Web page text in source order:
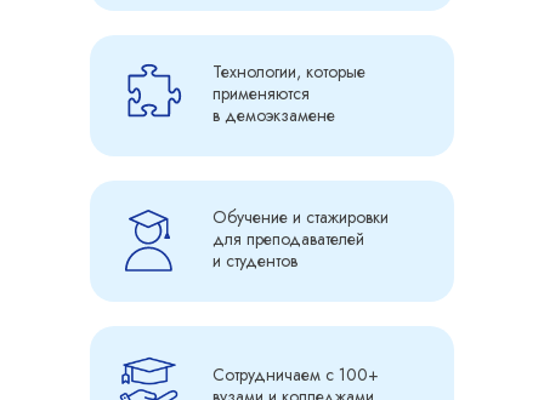
Технологии, которые
применяются
в демоэкзамене
Сотрудничаем с 100+
Обучение и стажировки
для преподавателей
и студентов